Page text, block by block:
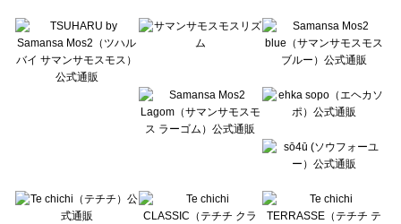
Lugnoncure（ルノンキュール）のボトムス一覧
BETTY'S BLUE（べティーズブルー）のボトムス一覧
Wpc.（ワールドパーティー）のボトムス一覧